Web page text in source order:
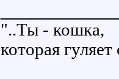
"..Ты - кошка,
которая